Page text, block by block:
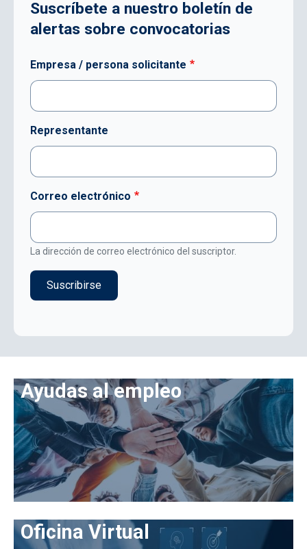
Suscríbete a nuestro boletín de
alertas sobre convocatorias
Empresa / persona solicitante
Representante
Correo electrónico
La dirección de correo electrónico del suscriptor.
Ayudas al empleo
Oficina Virtual